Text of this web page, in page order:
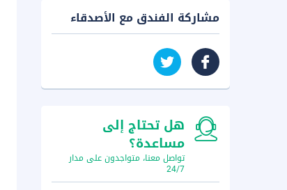
مشاركة الفندق مع الأصدقاء
هل تحتاج إلى
مساعدة؟
تواصل معنا، متواجدون على مدار
24/7